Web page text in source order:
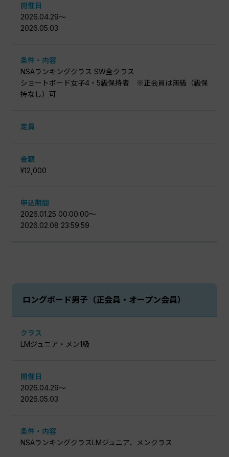
開催日
2026.04.29〜
2026.05.03
条件・内容
NSAランキングクラス SW全クラス
ショートボード女子4・5級保持者 ※正会員は無級（級保
持なし）可
定員
金額
¥12,000
申込期間
2026.01.25 00:00:00〜
2026.02.08 23:59:59
ロングボード男⼦（正会員・オープン会員）
クラス
LMジュニア・メン1級
開催日
2026.04.29〜
2026.05.03
条件・内容
NSAランキングクラスLMジュニア、メンクラス